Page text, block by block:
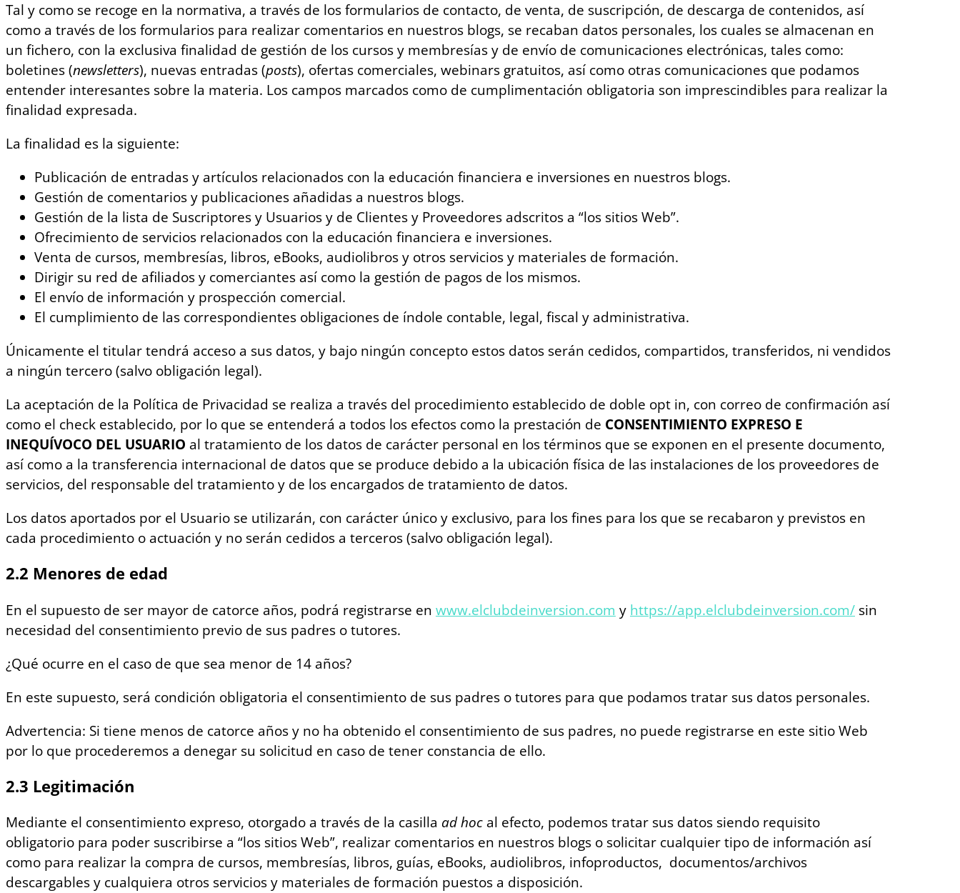
Tal y como se recoge en la normativa, a través de los formularios de contacto, de venta, de suscripción, de descarga de contenidos, así
como a través de los formularios para realizar comentarios en nuestros blogs, se recaban datos personales, los cuales se almacenan en
un fichero, con la exclusiva finalidad de gestión de los cursos y membresías y de envío de comunicaciones electrónicas, tales como:
boletines (newsletters), nuevas entradas (posts), ofertas comerciales, webinars gratuitos, así como otras comunicaciones que podamos
entender interesantes sobre la materia. Los campos marcados como de cumplimentación obligatoria son imprescindibles para realizar la
finalidad expresada.
La finalidad es la siguiente:
Publicación de entradas y artículos relacionados con la educación financiera e inversiones en nuestros blogs.
Gestión de comentarios y publicaciones añadidas a nuestros blogs.
Gestión de la lista de Suscriptores y Usuarios y de Clientes y Proveedores adscritos a “los sitios Web”.
Ofrecimiento de servicios relacionados con la educación financiera e inversiones.
Venta de cursos, membresías, libros, eBooks, audiolibros y otros servicios y materiales de formación.
Dirigir su red de afiliados y comerciantes así como la gestión de pagos de los mismos.
El envío de información y prospección comercial.
El cumplimiento de las correspondientes obligaciones de índole contable, legal, fiscal y administrativa.
Únicamente el titular tendrá acceso a sus datos, y bajo ningún concepto estos datos serán cedidos, compartidos, transferidos, ni vendidos
a ningún tercero (salvo obligación legal).
La aceptación de la Política de Privacidad se realiza a través del procedimiento establecido de doble opt in, con correo de confirmación así
como el check establecido, por lo que se entenderá a todos los efectos como la prestación de CONSENTIMIENTO EXPRESO E
INEQUÍVOCO DEL USUARIO al tratamiento de los datos de carácter personal en los términos que se exponen en el presente documento,
así como a la transferencia internacional de datos que se produce debido a la ubicación física de las instalaciones de los proveedores de
servicios, del responsable del tratamiento y de los encargados de tratamiento de datos.
Los datos aportados por el Usuario se utilizarán, con carácter único y exclusivo, para los fines para los que se recabaron y previstos en
cada procedimiento o actuación y no serán cedidos a terceros (salvo obligación legal).
2.2 Menores de edad
En el supuesto de ser mayor de catorce años, podrá registrarse en www.elclubdeinversion.com y https://app.elclubdeinversion.com/ sin
necesidad del consentimiento previo de sus padres o tutores.
¿Qué ocurre en el caso de que sea menor de 14 años?
En este supuesto, será condición obligatoria el consentimiento de sus padres o tutores para que podamos tratar sus datos personales.
Advertencia: Si tiene menos de catorce años y no ha obtenido el consentimiento de sus padres, no puede registrarse en este sitio Web
por lo que procederemos a denegar su solicitud en caso de tener constancia de ello.
2.3 Legitimación
Mediante el consentimiento expreso, otorgado a través de la casilla ad hoc al efecto, podemos tratar sus datos siendo requisito
obligatorio para poder suscribirse a “los sitios Web”, realizar comentarios en nuestros blogs o solicitar cualquier tipo de información así
como para realizar la compra de cursos, membresías, libros, guías, eBooks, audiolibros, infoproductos, documentos/archivos
descargables y cualquiera otros servicios y materiales de formación puestos a disposición.